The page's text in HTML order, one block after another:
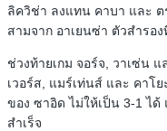
ลิควิช่า ลงแทน คาบา และ ต
สามจาก อาเยนซ่า ตัวสำรอ
ช่วงท้ายเกม จอร์จ, วาเซ่น
เวอร์ส, แมร์เท่นส์ และ คาโ
ของ ซาอิด ไม่ให้เป็น 3-1 ได้
สำเร็จ